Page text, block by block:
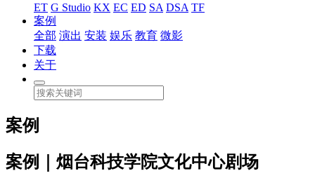
ET G Studio KX EC ED SA DSA TF
案例
全部 演出 安装 娱乐 教育 微影
下载
关于
案例
案例｜烟台科技学院文化中心剧场